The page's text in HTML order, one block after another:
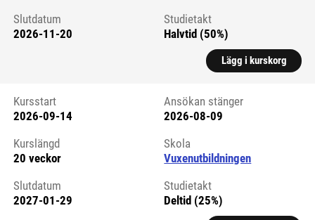
Slutdatum
2026-11-20
Studietakt
Halvtid (50%)
Lägg i kurskorg
Kursstart 6326747
Kursstart
2026-09-14
Ansökan stänger
2026-08-09
Kurslängd
20 veckor
Skola
Vuxenutbildningen
Slutdatum
2027-01-29
Studietakt
Deltid (25%)